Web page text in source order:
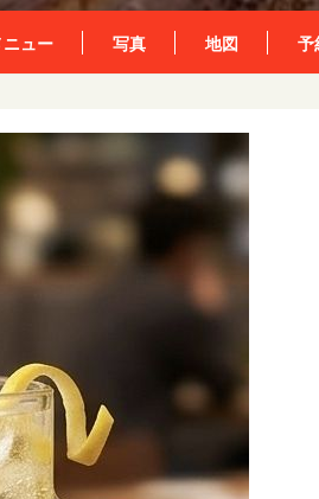
ニュー 写真 地図 予